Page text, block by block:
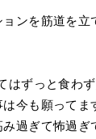
ンを筋道を
ずっと食わ
今も願って
過ぎて怖過